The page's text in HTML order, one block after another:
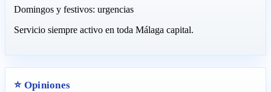
Domingos y festivos: urgencias
Servicio siempre activo en toda Málaga capital.
⭐ Opiniones